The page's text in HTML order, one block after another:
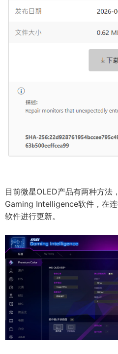
目前微星OLED产品有两种方法
Gaming Intelligence软件，在
软件进行更新。